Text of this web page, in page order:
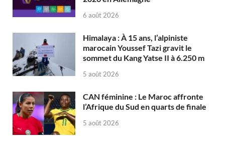
6 août 2026
Himalaya : À 15 ans, l’alpiniste
marocain Youssef Tazi gravit le
sommet du Kang Yatse II à 6.250 m
5 août 2026
CAN féminine : Le Maroc affronte
l’Afrique du Sud en quarts de finale
5 août 2026